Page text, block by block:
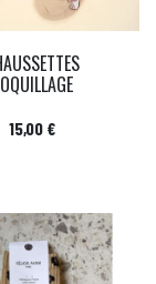
Prix
15,00 €